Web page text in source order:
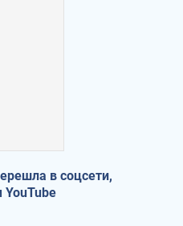
в соцсети,